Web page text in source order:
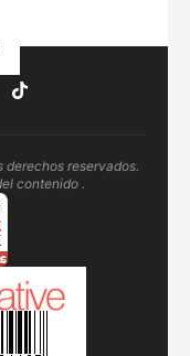
derechos reservados.
contenido .